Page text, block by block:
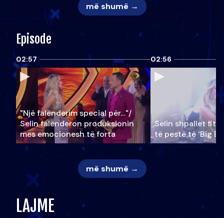
më shumë →
Episode
02:57
"Një falenderim special për…"/
Selin falënderon produksionin
mes emocionesh të forta
02:56
Selin shpallet
të pestë të ‘Big
më shumë →
LAJME